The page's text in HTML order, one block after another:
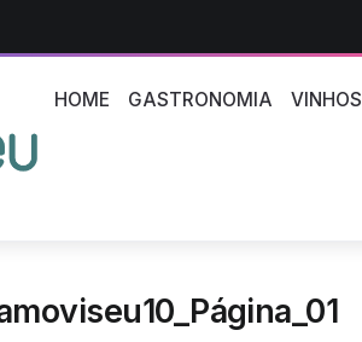
HOME GASTRONOMIA VINHOS